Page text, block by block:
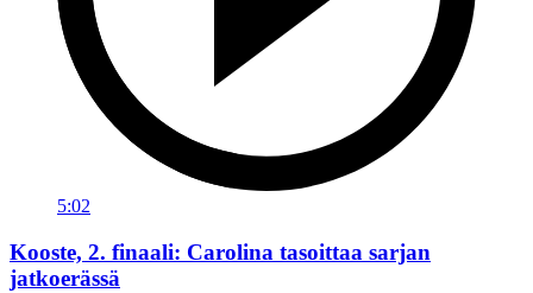
5:02
Kooste, 2. finaali: Carolina tasoittaa sarjan
jatkoerässä